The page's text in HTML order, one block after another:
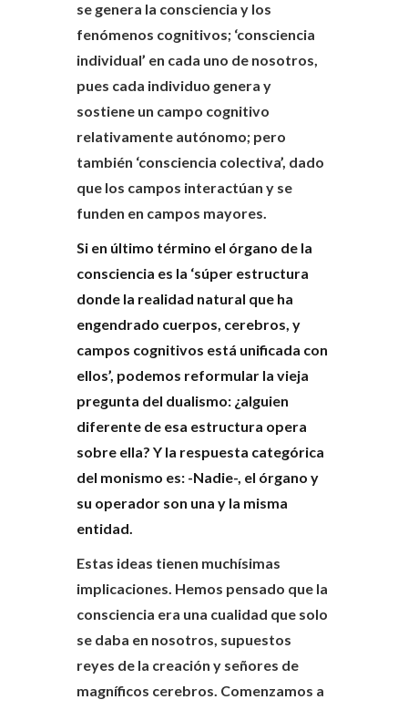
se genera la consciencia y los
fenómenos cognitivos; ‘consciencia
individual’ en cada uno de nosotros,
pues cada individuo genera y
sostiene un campo cognitivo
relativamente autónomo; pero
también ‘consciencia colectiva’, dado
que los campos interactúan y se
funden en campos mayores.
Si en último término el órgano de la
consciencia es la ‘súper estructura
donde la realidad natural que ha
engendrado cuerpos, cerebros, y
campos cognitivos está unificada con
ellos’, podemos reformular la vieja
pregunta del dualismo: ¿alguien
diferente de esa estructura opera
sobre ella? Y la respuesta categórica
del monismo es: -Nadie-, el órgano y
su operador son una y la misma
entidad.
Estas ideas tienen muchísimas
implicaciones. Hemos pensado que la
consciencia era una cualidad que solo
se daba en nosotros, supuestos
reyes de la creación y señores de
magníficos cerebros. Comenzamos a